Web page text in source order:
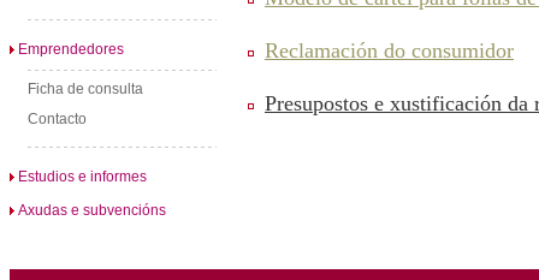
Emprendedores
Ficha de consulta
Contacto
Estudios e informes
Axudas e subvencións
Reclamación do consumidor
Presupostos e xustificación da